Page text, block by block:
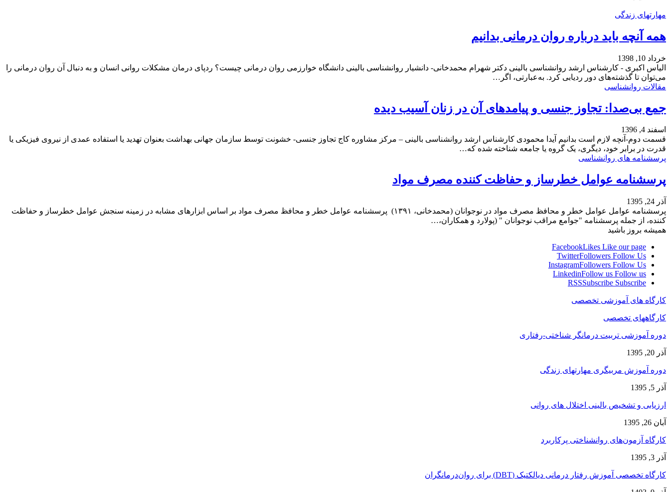
مهارتهای زندگی
همه آنچه باید درباره روان‌ درمانی بدانیم
خرداد 10, 1398
الیاس اکبری - کارشناس ارشد روانشناسی بالینی دکتر شهرام محمدخانی- دانشیار روانشناسی بالینی دانشگاه خوارزمی روان درمانی چیست؟ ردپای درمان مشکلات روانی انسان و به دنبال آن روان درمانی را
می‌توان تا گذشته‌های دور ردیابی کرد. به‌عبارتی، اگر…
مقالات روانشناسی
جمع بی‌صدا: تجاوز جنسی و پیامدهای آن در زنان آسیب دیده
اسفند 4, 1396
قسمت دوم-آنچه لازم است بدانیم آیدا محمودی کارشناس ارشد روانشناسی بالینی – مرکز مشاوره کاج تجاوز جنسی- خشونت توسط سازمان جهانی بهداشت بعنوان تهدید یا استفاده عمدی از نیروی فیزیکی یا
قدرت در برابر خود، دیگری، یک گروه یا جامعه شناخته شده که…
پرسشنامه های روانشناسی
پرسشنامه عوامل خطرساز و حفاظت کننده مصرف مواد
آذر 24, 1395
پرسشنامه‌ عوامل عوامل خطر و محافظ مصرف مواد در نوجوانان (محمدخانی، ۱۳۹۱) پرسشنامه‌ عوامل خطر و محافظ مصرف مواد بر اساس ابزارهای مشابه در زمینه سنجش عوامل خطرساز و حفاظت
کننده، از جمله پرسشنامه "جوامع مراقب نوجوانان " (پولارد و همکاران،…
همیشه بروز باشید
FacebookLikes Like our page
TwitterFollowers Follow Us
InstagramFollowers Follow Us
LinkedinFollow us Follow us
RSSSubscribe Subscribe
کارگاه های آموزشی تخصصی
کارگاههای تخصصی
دوره آموزشی تربیت درمانگر شناختی-رفتاری
آذر 20, 1395
دوره آموزش مربیگری مهارتهای زندگی
آذر 5, 1395
ارزیابی و تشخیص بالینی اختلال های روانی
آبان 26, 1395
کارگاه آزمون‌های روانشناختی پرکاربرد
آذر 3, 1395
کارگاه تخصصی آموزش رفتار درمانی دیالکتیک (DBT) برای روان‌درمانگران